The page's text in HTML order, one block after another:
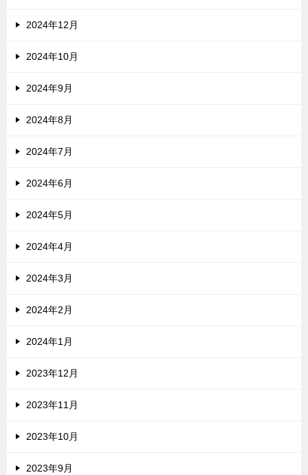
2024年12月
2024年10月
2024年9月
2024年8月
2024年7月
2024年6月
2024年5月
2024年4月
2024年3月
2024年2月
2024年1月
2023年12月
2023年11月
2023年10月
2023年9月